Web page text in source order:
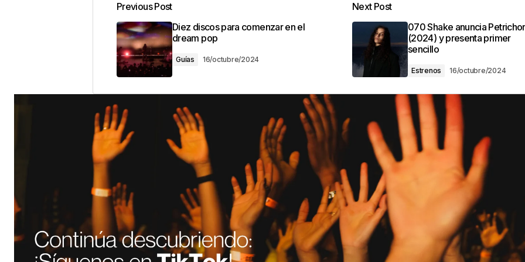
Previous Post
Diez discos para comenzar en el
dream pop
Guías 16/octubre/2024
Next Post
070 Shake anuncia Petrichor
(2024) y presenta primer
sencillo
Estrenos 16/octubre/2024